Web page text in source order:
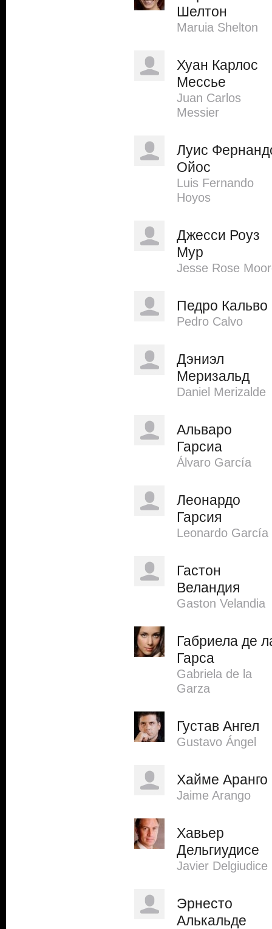
Шелтон
Maruia Shelton
Хуан Карлос
Мессье
Juan Carlos
Messier
Луис
Ойос
Luis Fernando
Hoyos
Джесси Роуз
Мур
Jesse Rose
Педро Кальво
Pedro Calvo
Дэниэл
Меризальд
Daniel Merizalde
Альваро
Гарсиа
Álvaro García
Леонардо
Гарсия
Leonardo García
Гастон
Веландия
Gaston Velandia
Габриела де
Гарса
Gabriela de la
Garza
Густав Ангел
Gustavo Ángel
Хайме Аранго
Jaime Arango
Хавьер
Дельгиудисе
Javier Delgiudice
Эрнесто
Алькальде